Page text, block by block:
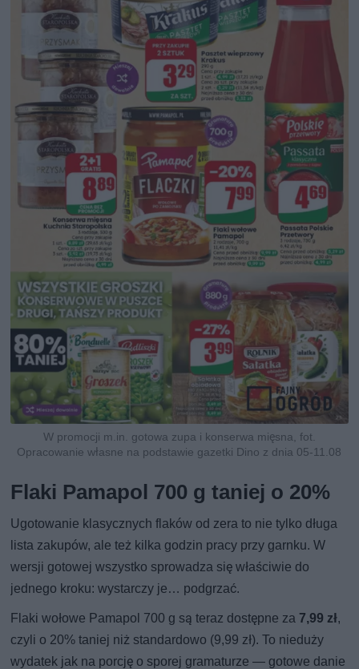
W promocji m.in. gotowa zupa i konserwa mięsna, fot.
Opracowanie własne na podstawie gazetki Dino z dnia 05-11.08
Flaki Pamapol 700 g taniej o 20%
Ugotowanie klasycznych flaków od zera to nie tylko długa
lista zakupów, ale też kilka godzin pracy przy garnku. W
wersji gotowej wszystko sprowadza się właściwie do
jednego kroku: wystarczy je… podgrzać.
Flaki wołowe Pamapol 700 g są teraz dostępne za 7,99 zł,
czyli o 20% taniej niż standardowo (9,99 zł). To nieduży
wydatek jak na porcję o sporej gramaturze — gotowe danie